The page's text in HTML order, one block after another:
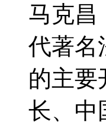
马克昌
代著名
的主要
长、中